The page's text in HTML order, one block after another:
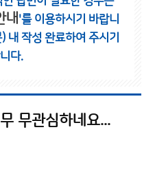
내 '를 이용하시기 바랍니
내 작성 완료하여 주시기
다.
무관심하네요...